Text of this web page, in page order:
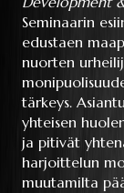
Seminaarin
edustaen
nuorten
tärkeys.
yhteisen
ja pitivät
harjoittelun
muutamilta